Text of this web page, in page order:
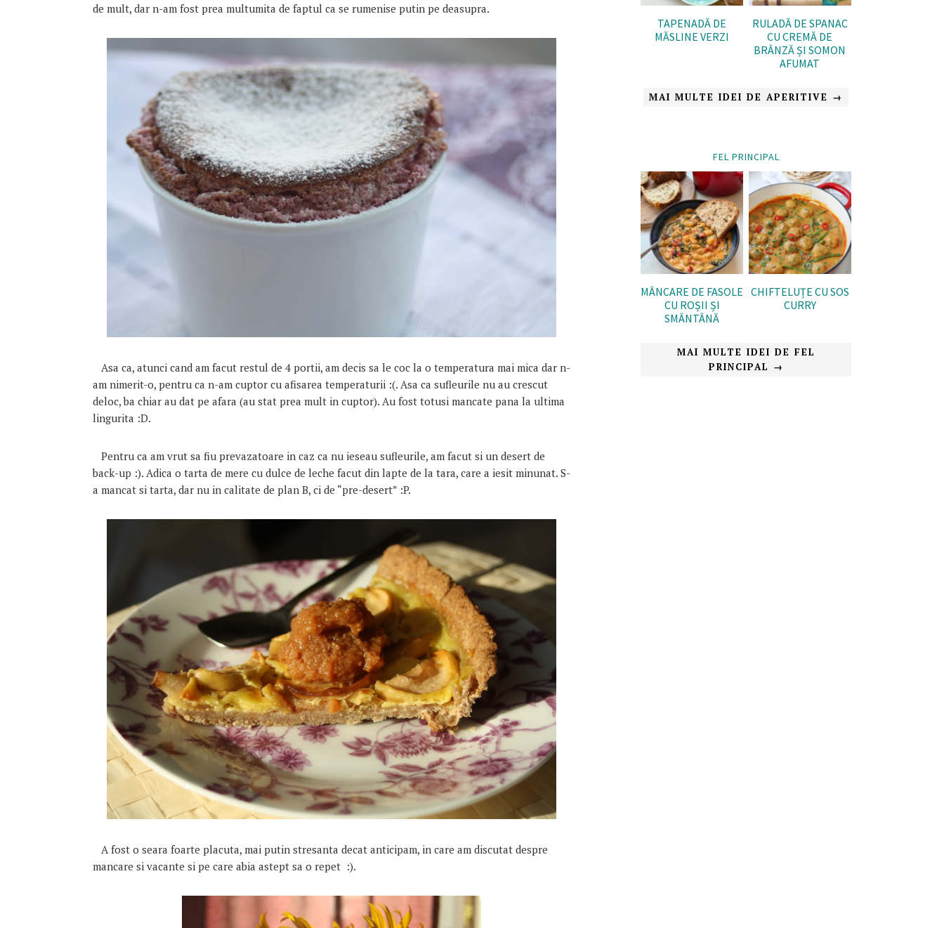
de mult, dar n-am fost prea multumita de faptul ca se rumenise putin pe deasupra.
Asa ca, atunci cand am facut restul de 4 portii, am decis sa le coc la o temperatura mai mica dar n-
am nimerit-o, pentru ca n-am cuptor cu afisarea temperaturii :(. Asa ca sufleurile nu au crescut
deloc, ba chiar au dat pe afara (au stat prea mult in cuptor). Au fost totusi mancate pana la ultima
lingurita :D.
Pentru ca am vrut sa fiu prevazatoare in caz ca nu ieseau sufleurile, am facut si un desert de
back-up :). Adica o tarta de mere cu dulce de leche facut din lapte de la tara, care a iesit minunat. S-
a mancat si tarta, dar nu in calitate de plan B, ci de “pre-desert” :P.
A fost o seara foarte placuta, mai putin stresanta decat anticipam, in care am discutat despre
mancare si vacante si pe care abia astept sa o repet :).
TAPENADĂ DE
MĂSLINE VERZI
RULADĂ DE SPANAC
CU CREMĂ DE
BRÂNZĂ ȘI SOMON
AFUMAT
MAI MULTE IDEI DE APERITIVE →
FEL PRINCIPAL
MÂNCARE DE FASOLE
CU ROȘII ȘI
SMÂNTÂNĂ
CHIFTELUȚE CU SOS
CURRY
MAI MULTE IDEI DE FEL
PRINCIPAL →